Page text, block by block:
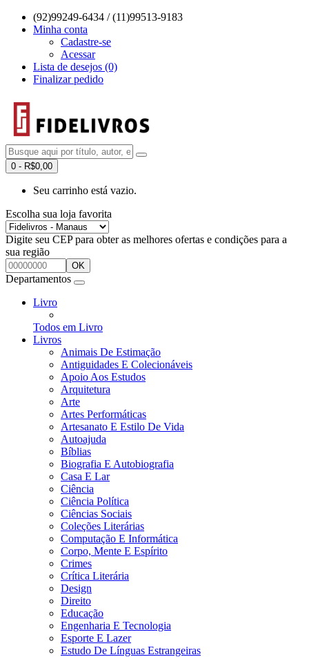
(92)99249-6434 / (11)99513-9183
Minha conta
Cadastre-se
Acessar
Lista de desejos (0)
Finalizar pedido
0 - R$0,00
Seu carrinho está vazio.
Escolha sua loja favorita
Digite seu CEP para obter as melhores ofertas e condições para a
sua região
OK
Departamentos
Livro
Todos em Livro
Livros
Animais De Estimação
Antiguidades E Colecionáveis
Apoio Aos Estudos
Arquitetura
Arte
Artes Performáticas
Artesanato E Estilo De Vida
Autoajuda
Bíblias
Biografia E Autobiografia
Casa E Lar
Ciência
Ciência Política
Ciências Sociais
Coleções Literárias
Computação E Informática
Corpo, Mente E Espírito
Crimes
Crítica Literária
Design
Direito
Educação
Engenharia E Tecnologia
Esporte E Lazer
Estudo De Línguas Estrangeiras